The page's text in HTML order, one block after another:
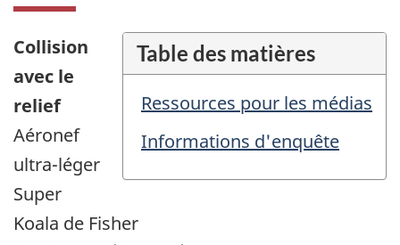
Table des matières
Ressources pour les médias
Informations d'enquête
Collision
avec le
relief
Aéronef
ultra-léger
Super
Koala de Fisher